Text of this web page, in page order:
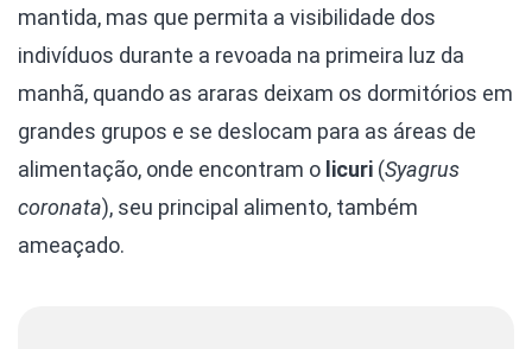
mantida, mas que permita a visibilidade dos
indivíduos durante a revoada na primeira luz da
manhã, quando as araras deixam os dormitórios em
grandes grupos e se deslocam para as áreas de
alimentação, onde encontram o licuri (Syagrus
coronata), seu principal alimento, também
ameaçado.